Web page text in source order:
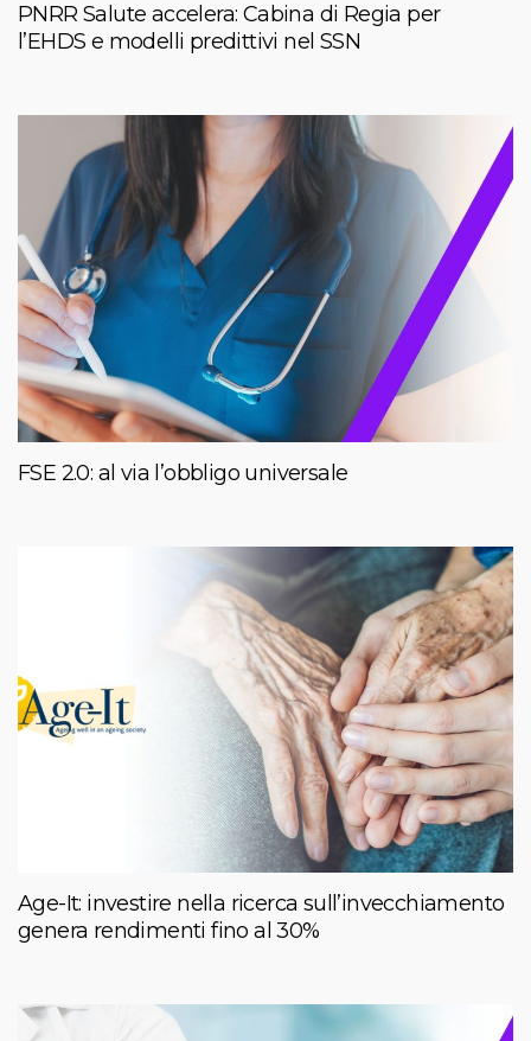
PNRR Salute accelera: Cabina di Regia per
l’EHDS e modelli predittivi nel SSN
FSE 2.0: al via l’obbligo universale
Age-It: investire nella ricerca sull’invecchiamento
genera rendimenti fino al 30%